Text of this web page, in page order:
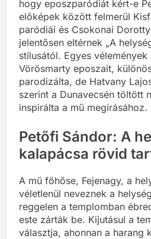
hogy eposzparódiát kért-e
előképek között felmerül
paródiái és Csokonai
jelentősen eltérnek „A
stílusától. Egyes
Vörösmarty eposzait,
parodizálta, de Hatvany
szerint a Dunavecsén töltött
inspirálta a mű megírásához.
Petőfi Sándor: A
kalapácsa rövid
A mű főhőse, Fejenagy, a
véletlenül neveznek a
reggelen a templomban
este zárták be. Kijutásul a
választja, ahonnan a harang